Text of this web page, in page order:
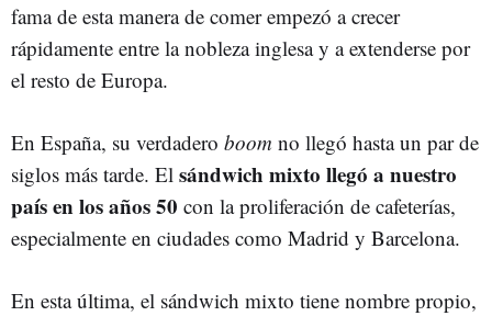
fama de esta manera de comer empezó a crecer
rápidamente entre la nobleza inglesa y a extenderse por
el resto de Europa.
En España, su verdadero boom no llegó hasta un par de
siglos más tarde. El sándwich mixto llegó a nuestro
país en los años 50 con la proliferación de cafeterías,
especialmente en ciudades como Madrid y Barcelona.
En esta última, el sándwich mixto tiene nombre propio,